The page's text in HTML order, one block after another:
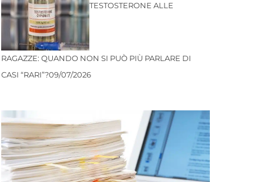
TESTOSTERONE ALLE
RAGAZZE: QUANDO NON SI PUÒ PIÙ PARLARE DI
CASI “RARI”?09/07/2026